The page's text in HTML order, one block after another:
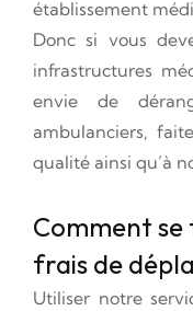
établissement
Donc si vous
infrastructures
envie de
ambulanciers,
qualité ainsi qu’à
Comment
frais de
Utiliser notre